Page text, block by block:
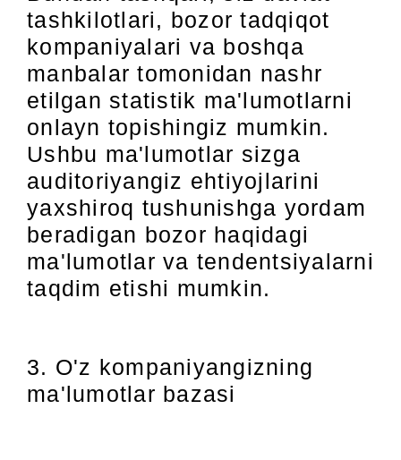
tashkilotlari, bozor tadqiqot
kompaniyalari va boshqa
manbalar tomonidan nashr
etilgan statistik ma'lumotlarni
onlayn topishingiz mumkin.
Ushbu ma'lumotlar sizga
auditoriyangiz ehtiyojlarini
yaxshiroq tushunishga yordam
beradigan bozor haqidagi
ma'lumotlar va tendentsiyalarni
taqdim etishi mumkin.
3. O'z kompaniyangizning
ma'lumotlar bazasi